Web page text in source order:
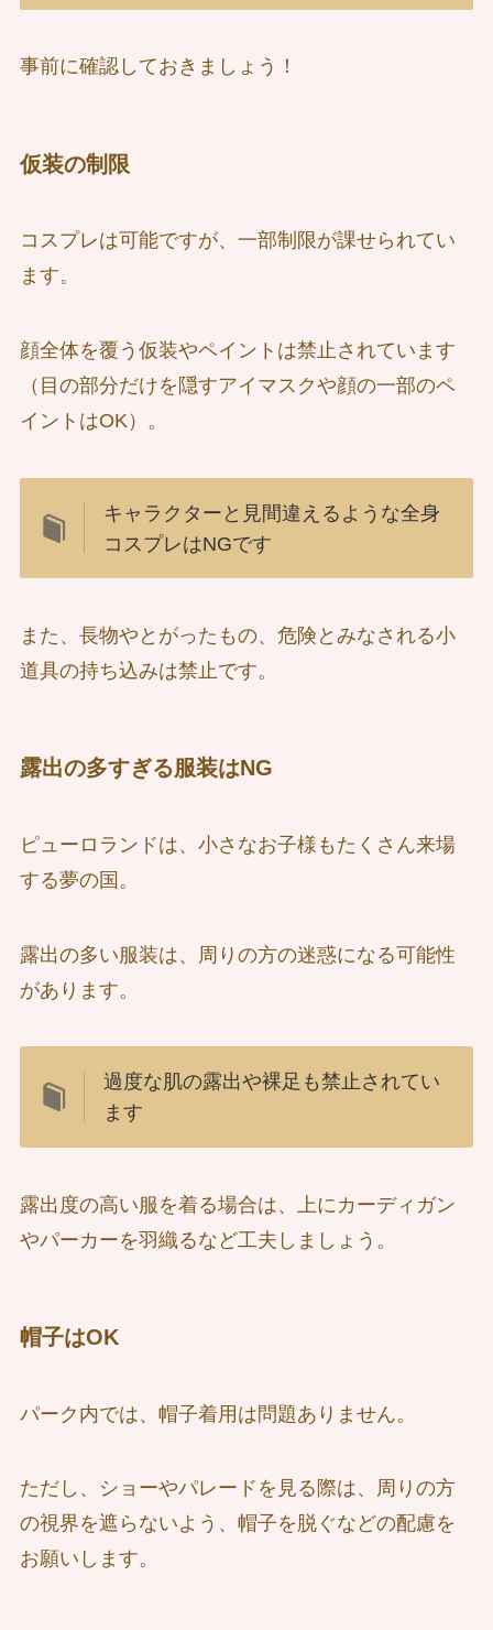
事前に確認しておきましょう！
仮装の制限
コスプレは可能ですが、一部制限が課せられてい
ます。
顔全体を覆う仮装やペイントは禁止されています
（目の部分だけを隠すアイマスクや顔の一部のペ
イントはOK）。
キャラクターと見間違えるような全身
コスプレはNGです
また、長物やとがったもの、危険とみなされる小
道具の持ち込みは禁止です。
露出の多すぎる服装はNG
ピューロランドは、小さなお子様もたくさん来場
する夢の国。
露出の多い服装は、周りの方の迷惑になる可能性
があります。
過度な肌の露出や裸足も禁止されてい
ます
露出度の高い服を着る場合は、上にカーディガン
やパーカーを羽織るなど工夫しましょう。
帽子はOK
パーク内では、帽子着用は問題ありません。
ただし、ショーやパレードを見る際は、周りの方
の視界を遮らないよう、帽子を脱ぐなどの配慮を
お願いします。